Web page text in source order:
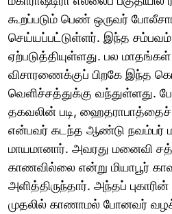
கூறப்படும் பெண் ஒருவர்
செய்யப்பட்டுள்ளர். இந்த சம்பவம்
ஏற்படுத்தியுள்ளது. பல
விசாரணைக்குப் பிறகே இந்த
வெளிச்சத்துக்கு வந்துள்ளது.
தகவலின் படி,
என்பவர் கடந்த ஆண்டு நவம்பர்
மாயமானார். அவரது மனைவி
காணவில்லை என்று மியாபூர்
அளித்திருந்தார். அந்தப்
முதலில் காணாமல் போனவர்